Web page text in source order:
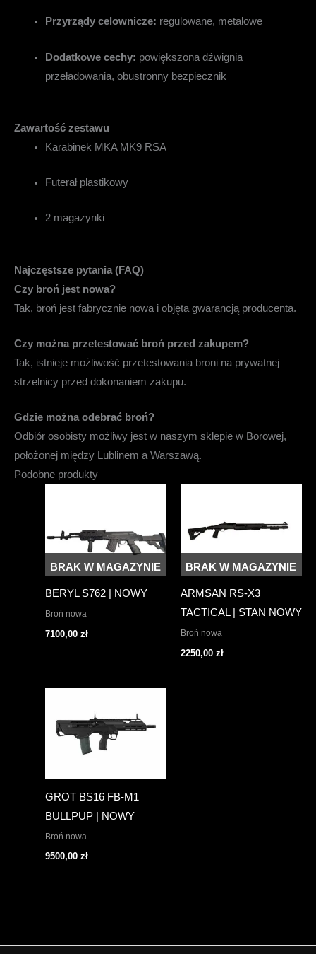
Przyrządy celownicze: regulowane, metalowe
Dodatkowe cechy: powiększona dźwignia
przeładowania, obustronny bezpiecznik
Zawartość zestawu
Karabinek MKA MK9 RSA
Futerał plastikowy
2 magazynki
Najczęstsze pytania (FAQ)
Czy broń jest nowa?
Tak, broń jest fabrycznie nowa i objęta gwarancją producenta.
Czy można przetestować broń przed zakupem?
Tak, istnieje możliwość przetestowania broni na prywatnej
strzelnicy przed dokonaniem zakupu.
Gdzie można odebrać broń?
Odbiór osobisty możliwy jest w naszym sklepie w Borowej,
położonej między Lublinem a Warszawą.
Podobne produkty
BRAK W MAGAZYNIE
BERYL S762 | NOWY
Broń nowa
7100,00 zł
BRAK W MAGAZYNIE
ARMSAN RS-X3
TACTICAL | STAN NOWY
Broń nowa
2250,00 zł
GROT BS16 FB-M1
BULLPUP | NOWY
Broń nowa
9500,00 zł